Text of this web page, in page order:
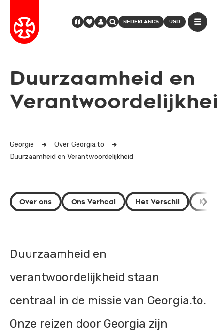
NEDERLANDS USD
Duurzaamheid en
Georgië
Over Georgia.to
Duurzaamheid en Verantwoordelijkheid
Over ons Ons Verhaal Het Verschil
Duurzaamheid en
verantwoordelijkheid staan
centraal in de missie van Georgia.to.
Onze reizen door Georgia zijn